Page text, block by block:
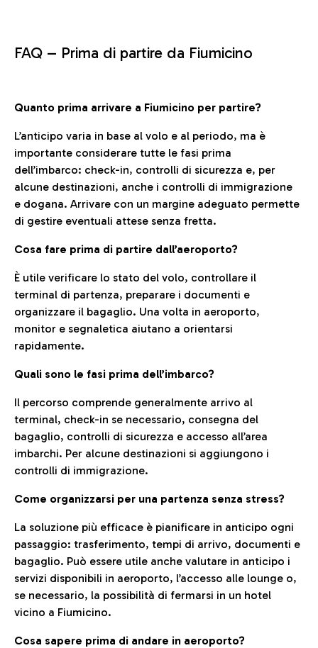
FAQ – Prima di partire da Fiumicino
Quanto prima arrivare a Fiumicino per partire?
L’anticipo varia in base al volo e al periodo, ma è
importante considerare tutte le fasi prima
dell’imbarco: check-in, controlli di sicurezza e, per
alcune destinazioni, anche i controlli di immigrazione
e dogana. Arrivare con un margine adeguato permette
di gestire eventuali attese senza fretta.
Cosa fare prima di partire dall’aeroporto?
È utile verificare lo stato del volo, controllare il
terminal di partenza, preparare i documenti e
organizzare il bagaglio. Una volta in aeroporto,
monitor e segnaletica aiutano a orientarsi
rapidamente.
Quali sono le fasi prima dell’imbarco?
Il percorso comprende generalmente arrivo al
terminal, check-in se necessario, consegna del
bagaglio, controlli di sicurezza e accesso all’area
imbarchi. Per alcune destinazioni si aggiungono i
controlli di immigrazione.
Come organizzarsi per una partenza senza stress?
La soluzione più efficace è pianificare in anticipo ogni
passaggio: trasferimento, tempi di arrivo, documenti e
bagaglio. Può essere utile anche valutare in anticipo i
servizi disponibili in aeroporto, l’accesso alle lounge o,
se necessario, la possibilità di fermarsi in un hotel
vicino a Fiumicino.
Cosa sapere prima di andare in aeroporto?